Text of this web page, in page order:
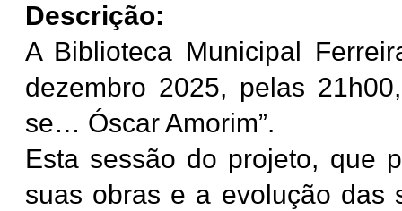
Descrição:
A Biblioteca Municipal
dezembro 2025, pelas
se… Óscar Amorim”.
Esta sessão do projeto, que
suas obras e a evolução das